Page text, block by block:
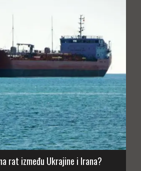
rat između Ukrajine i Irana?